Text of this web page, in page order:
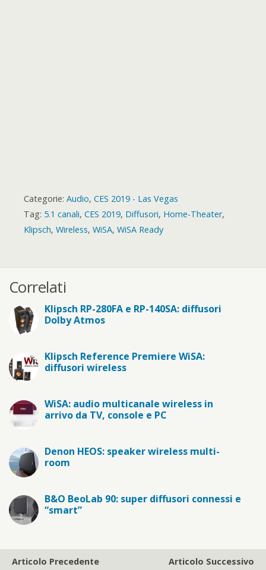
Categorie: Audio, CES 2019 - Las Vegas
Tag: 5.1 canali, CES 2019, Diffusori, Home-Theater,
Klipsch, Wireless, WiSA, WiSA Ready
Correlati
Klipsch RP-280FA e RP-140SA: diffusori
Dolby Atmos
Klipsch Reference Premiere WiSA:
diffusori wireless
WiSA: audio multicanale wireless in
arrivo da TV, console e PC
Denon HEOS: speaker wireless multi-
room
B&O BeoLab 90: super diffusori connessi e
“smart”
Articolo Precedente
Articolo Successivo